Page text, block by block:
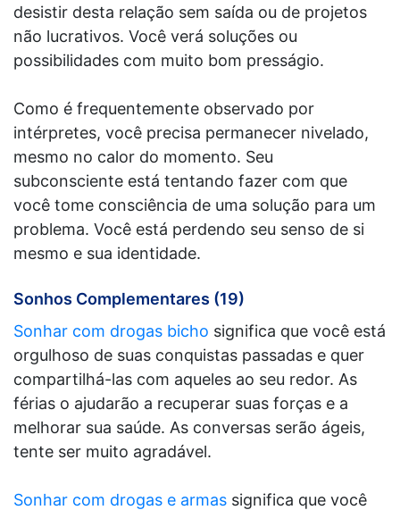
desistir desta relação sem saída ou de projetos
não lucrativos. Você verá soluções ou
possibilidades com muito bom presságio.
Como é frequentemente observado por
intérpretes, você precisa permanecer nivelado,
mesmo no calor do momento. Seu
subconsciente está tentando fazer com que
você tome consciência de uma solução para um
problema. Você está perdendo seu senso de si
mesmo e sua identidade.
Sonhos Complementares (19)
Sonhar com drogas bicho significa que você está
orgulhoso de suas conquistas passadas e quer
compartilhá-las com aqueles ao seu redor. As
férias o ajudarão a recuperar suas forças e a
melhorar sua saúde. As conversas serão ágeis,
tente ser muito agradável.
Sonhar com drogas e armas significa que você